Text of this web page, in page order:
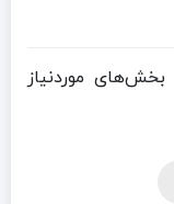
بخش‌های موردنیاز